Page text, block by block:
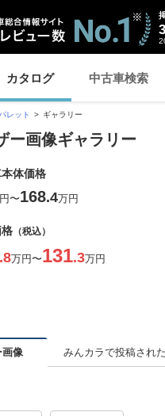
カタログ 中古車検索
パレット ギャラリー
ー画像ギャラリー
体価格
〜168.4万円
（税込）
.8万円〜131.3万円
像 みんカラで投稿され